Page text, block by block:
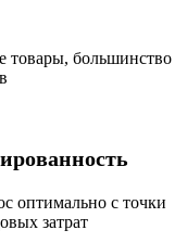
товары, большинство
оптимально с точки
затрат